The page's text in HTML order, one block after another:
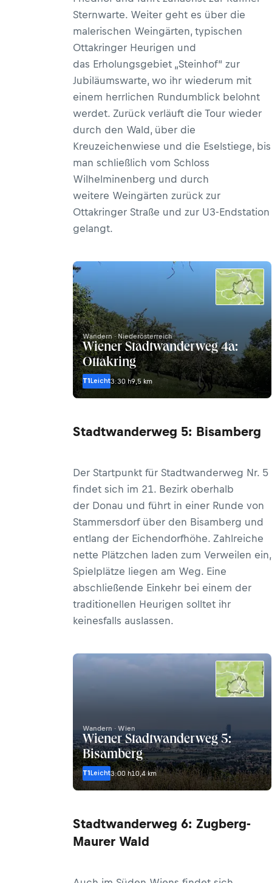
Sternwarte. Weiter geht es über die
malerischen Weingärten, typischen
Ottakringer Heurigen und
das Erholungsgebiet „Steinhof“ zur
Jubiläumswarte, wo ihr wiederum mit
einem herrlichen Rundumblick belohnt
werdet. Zurück verläuft die Tour wieder
durch den Wald, über die
Kreuzeichenwiese und die Eselstiege, bis
man schließlich vom Schloss
Wilhelminenberg und durch
weitere Weingärten zurück zur
Ottakringer Straße und zur U3-Endstation
gelangt.
Wandern · Niederösterreich
Wiener Stadtwanderweg 4a:
Ottakring
T1Leicht3:30 h9,5 km
Stadtwanderweg 5: Bisamberg
Der Startpunkt für Stadtwanderweg Nr. 5
findet sich im 21. Bezirk oberhalb
der Donau und führt in einer Runde von
Stammersdorf über den Bisamberg und
entlang der Eichendorfhöhe. Zahlreiche
nette Plätzchen laden zum Verweilen ein,
Spielplätze liegen am Weg. Eine
abschließende Einkehr bei einem der
traditionellen Heurigen solltet ihr
keinesfalls auslassen.
Wandern · Wien
Wiener Stadtwanderweg 5:
Bisamberg
T1Leicht3:00 h10,4 km
Stadtwanderweg 6: Zugberg-
Maurer Wald